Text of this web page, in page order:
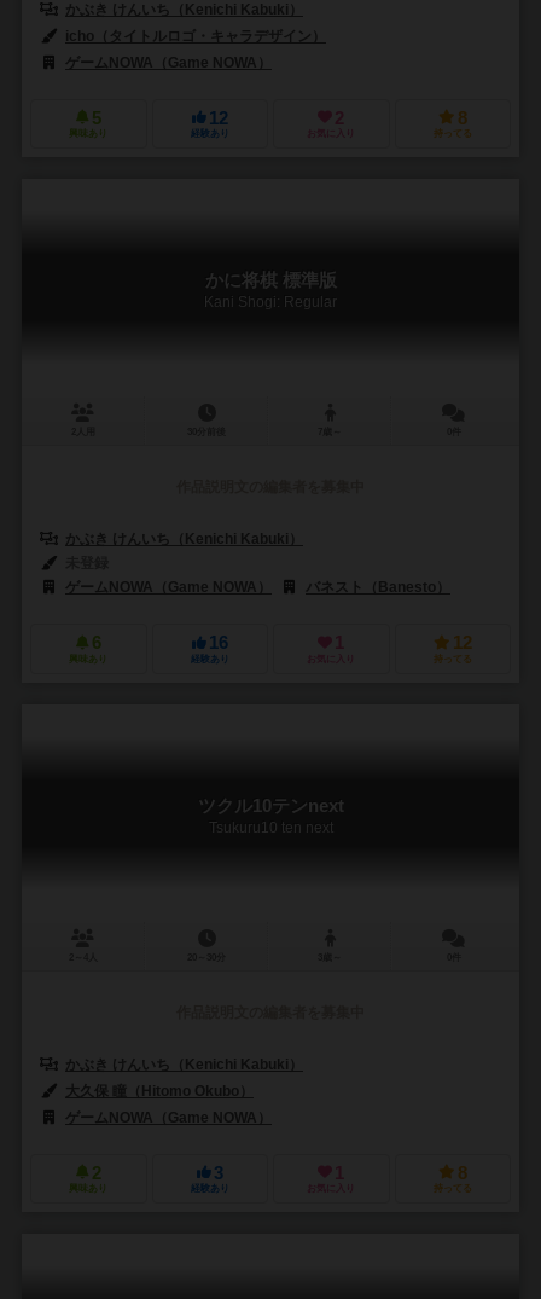
かぶき けんいち（Kenichi Kabuki）
icho（タイトルロゴ・キャラデザイン）
ゲームNOWA（Game NOWA）
5
興味あり
12
経験あり
2
お気に入り
8
持ってる
かに将棋 標準版
Kani Shogi: Regular
かぶき けんいち（Kenichi Kabuki）
ゲームNOWA（Game NOWA）
バネスト（Banesto）
6
興味あり
16
経験あり
1
お気に入り
12
持ってる
ツクル10テンnext
Tsukuru10 ten next
かぶき けんいち（Kenichi Kabuki）
大久保 瞳（Hitomo Okubo）
ゲームNOWA（Game NOWA）
2
興味あり
3
経験あり
1
お気に入り
8
持ってる